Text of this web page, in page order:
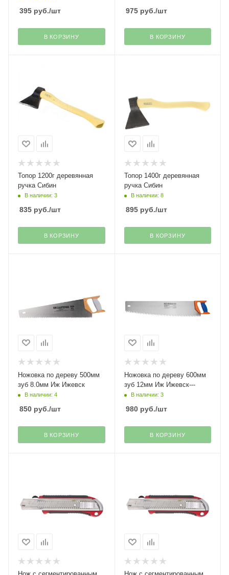
395 руб./шт
В КОРЗИНУ
975руб./шт
В КОРЗИНУ
Топор 1200г деревянная
ручка Сибин
В наличии: 3
835 руб./шт
В КОРЗИНУ
Топор 1400г деревянная
ручка Сибин
В наличии: 8
895руб./шт
В КОРЗИНУ
Ножовка по дереву 500мм
зуб 8.0мм Иж Ижевск
В наличии: 4
850 руб./шт
В КОРЗИНУ
Ножовка по дереву 600мм
зуб 12мм Иж Ижевск---
В наличии: 3
980руб./шт
В КОРЗИНУ